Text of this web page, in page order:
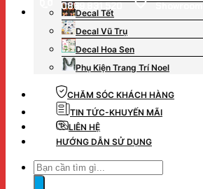
0869.831.520
Showroom
Decal Tết
Decal Vũ Trụ
Decal Hoa Sen
Phụ Kiện Trang Trí Noel
CHĂM SÓC KHÁCH HÀNG
TIN TỨC-KHUYẾN MÃI
LIÊN HỆ
HƯỚNG DẪN SỬ DỤNG
Tìm
kiếm: